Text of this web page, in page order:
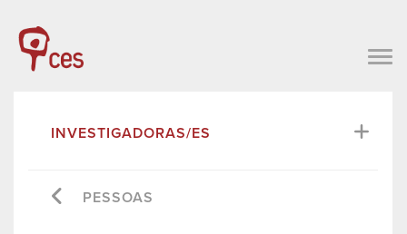
INVESTIGADORAS/ES
PESSOAS